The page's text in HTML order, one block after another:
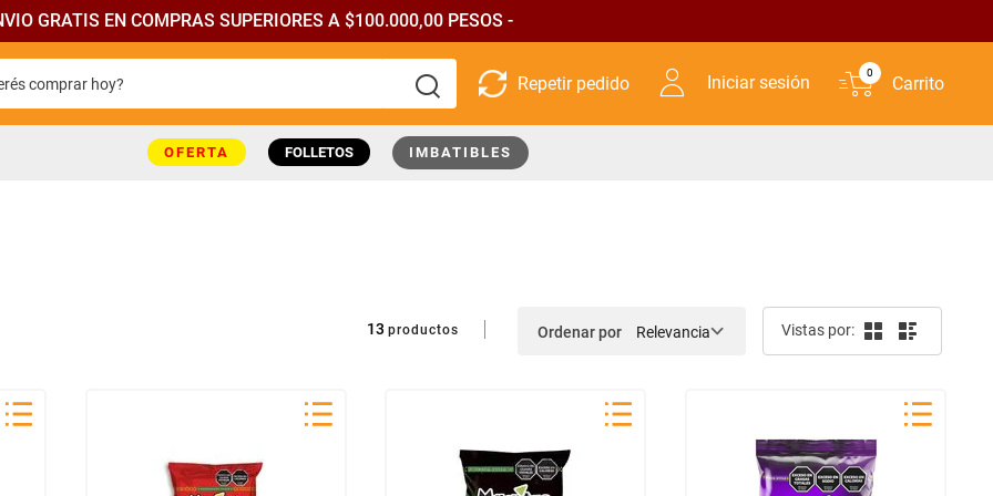
GRATIS EN COMPRAS SUPERIORES A $100.000,00 PESOS -
comprar hoy?
Iniciar sesión 0
OFERTA FOLLETOS IMBATIBLES
13 productos Ordenar por Relevancia
buscados